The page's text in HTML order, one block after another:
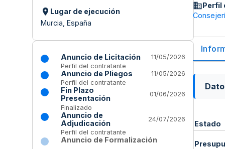
Lugar de ejecución
Murcia, España
Anuncio de Licitación
11/05/2026
Perfil del contratante
Anuncio de Pliegos
11/05/2026
Perfil del contratante
Fin Plazo
Presentación
01/06/2026
Finalizado
Anuncio de
Adjudicación
24/07/2026
Perfil del contratante
Anuncio de Formalización
Perfil
Estado